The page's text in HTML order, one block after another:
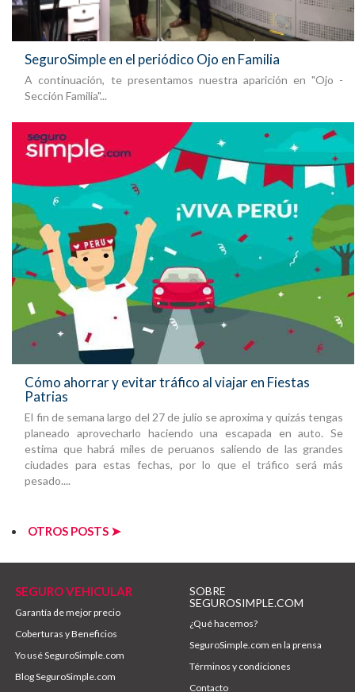
SeguroSimple en el periódico Ojo en Familia
A continuación, te presentamos nuestra aparición en "Ojo -
Sección Familia"...
Cómo ahorrar y evitar tráfico al viajar en Fiestas
Patrias
El fin de semana largo del 27 de julio se aproxima y quizás tengas
planeado aprovecharlo haciendo una escapada en auto. Se
estima que habrá miles de peruanos saliendo de las grandes
ciudades para estas fechas, por lo que el tráfico será más
pesado....
OTROS POSTS ➤
SEGURO VEHICULAR
Garantía de mejor precio
Coberturas y Beneficios
Yo usé SeguroSimple.com
Blog SeguroSimple.com
SOBRE
SEGUROSIMPLE.COM
¿Qué hacemos?
SeguroSimple.com en la prensa
Términos y condiciones
Contacto